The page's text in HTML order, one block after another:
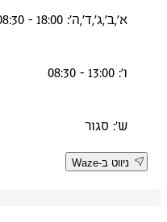
א',ב',ג',ד',ה': 18:00 - 08:30
ש': סגור
ניווט ב-Waze